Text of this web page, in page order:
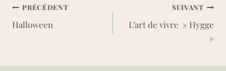
Navigation
de
PRÉCÉDENT
Halloween
SUIVANT
L’art de vivre » Hygge
»